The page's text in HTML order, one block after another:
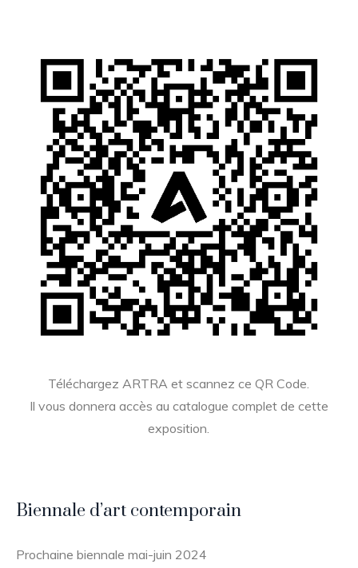
Téléchargez ARTRA et scannez ce QR Code.
Il vous donnera accès au catalogue complet de cette
exposition.
Biennale d’art contemporain
Prochaine biennale mai-juin 2024